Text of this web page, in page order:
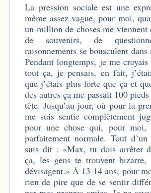
La pression sociale est une
même assez vague, pour moi,
un million de choses me viennent
de souvenirs, de
raisonnements se bousculent dans
Pendant longtemps, je me croyais
tout ça, je pensais, en fait,
que j’étais plus forte que ça et
des autres ça me passait 100
tête. Jusqu’au jour, où pour la
me suis sentie complètement
pour une chose qui, pour moi,
parfaitement normale. Tout
suis dit : «Max, tu dois arrêter
ça, les gens te trouvent bizarre,
dévisagent.» À 13-14 ans, pour
rien de pire que de se sentir